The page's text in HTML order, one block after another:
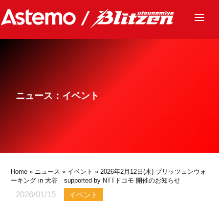
ニュース
グッズ
ニュース：イベント
Home » ニュース » イベント » 2026年2月12日(木) ブリッツェンウォ
ーキング in 大谷 supported by NTTドコモ 開催のお知らせ
2026/01/15 イベント